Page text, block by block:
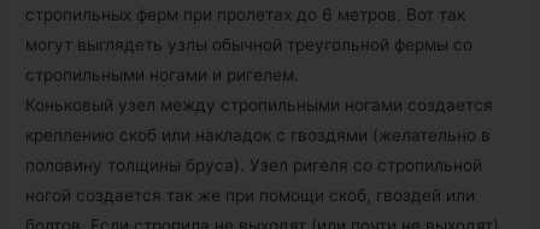
стропильных ферм при пролетах до 6 метров. Вот так
могут выглядеть узлы обычной треугольной фермы со
стропильными ногами и ригелем.
Коньковый узел между стропильными ногами создается
креплению скоб или накладок с гвоздями (желательно в
половину толщины бруса). Узел ригеля со стропильной
ногой создается так же при помощи скоб, гвоздей или